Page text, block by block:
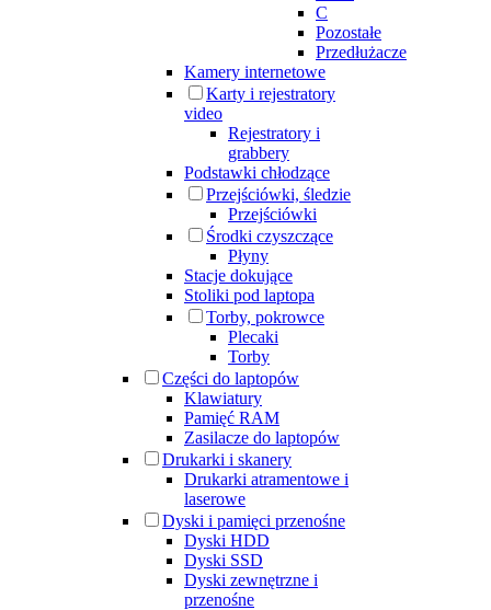
C
Pozostałe
Przedłużacze
Kamery internetowe
Karty i rejestratory
video
Rejestratory i
grabbery
Podstawki chłodzące
Przejściówki, śledzie
Przejściówki
Środki czyszczące
Płyny
Stacje dokujące
Stoliki pod laptopa
Torby, pokrowce
Plecaki
Torby
Części do laptopów
Klawiatury
Pamięć RAM
Zasilacze do laptopów
Drukarki i skanery
Drukarki atramentowe i
laserowe
Dyski i pamięci przenośne
Dyski HDD
Dyski SSD
Dyski zewnętrzne i
przenośne